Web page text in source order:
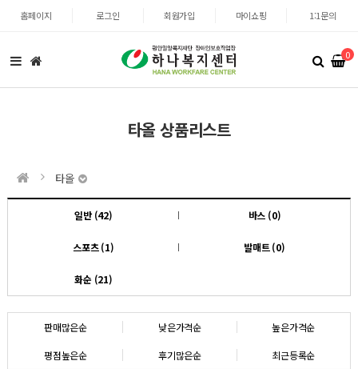
홈페이지 로그인 회원가입 마이쇼핑 1:1문의
0
타올 상품리스트
타올
일반 (42) 바스 (0)
스포츠 (1) 발매트 (0)
화순 (21)
판매많은순 낮은가격순 높은가격순
평점높은순 후기많은순 최근등록순